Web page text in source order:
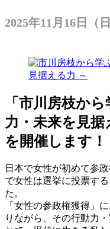
2025年11月16日（日
「市川房枝か
力・未来を見据
を開催します！
日本で女性が初めて参
で女性は選挙に投票す
た。
「女性の参政権獲得」
りながら、その行動力